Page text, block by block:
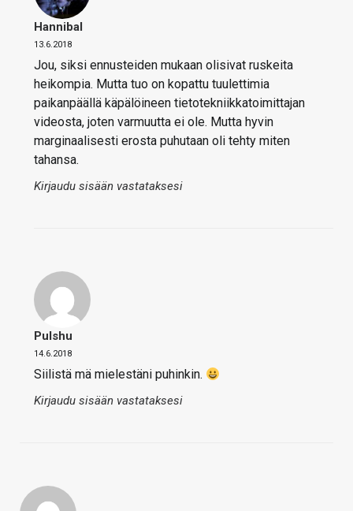
Hannibal
13.6.2018
Jou, siksi ennusteiden mukaan olisivat ruskeita
heikompia. Mutta tuo on kopattu tuulettimia
paikanpäällä käpälöineen tietotekniikkatoimittajan
videosta, joten varmuutta ei ole. Mutta hyvin
marginaalisesti erosta puhutaan oli tehty miten
tahansa.
Kirjaudu sisään vastataksesi
Pulshu
14.6.2018
Siilistä mä mielestäni puhinkin.
Kirjaudu sisään vastataksesi